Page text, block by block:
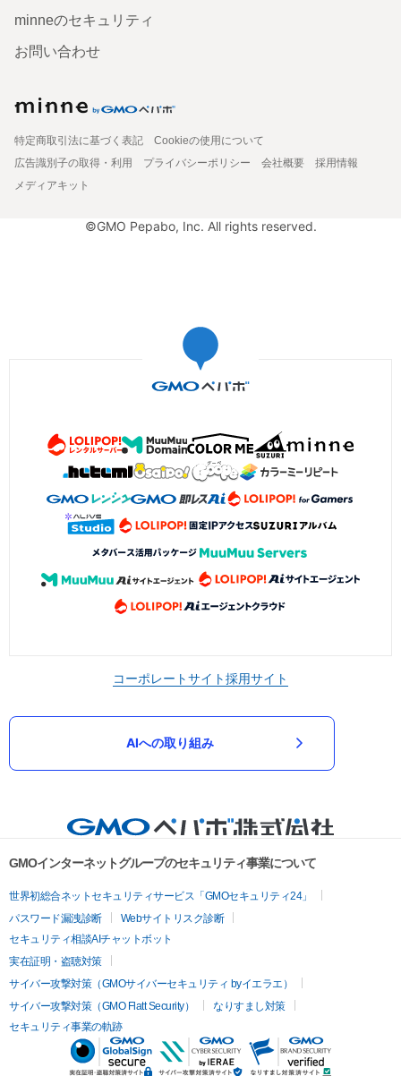
minneのセキュリティ
お問い合わせ
特定商取引法に基づく表記
Cookieの使用について
広告識別子の取得・利用
プライバシーポリシー 会社概要
採用情報
メディアキット
©GMO Pepabo, Inc. All rights reserved.
コーポレートサイト採用サイト
AIへの取り組み
GMOインターネットグループのセキュリティ事業について
世界初総合ネットセキュリティサービス「GMOセキュリティ24」
パスワード漏洩診断
Webサイトリスク診断
セキュリティ相談AIチャットボット
実在証明・盗聴対策
サイバー攻撃対策（GMOサイバーセキュリティ byイエラエ）
サイバー攻撃対策（GMO Flatt Security）
なりすまし対策
セキュリティ事業の軌跡